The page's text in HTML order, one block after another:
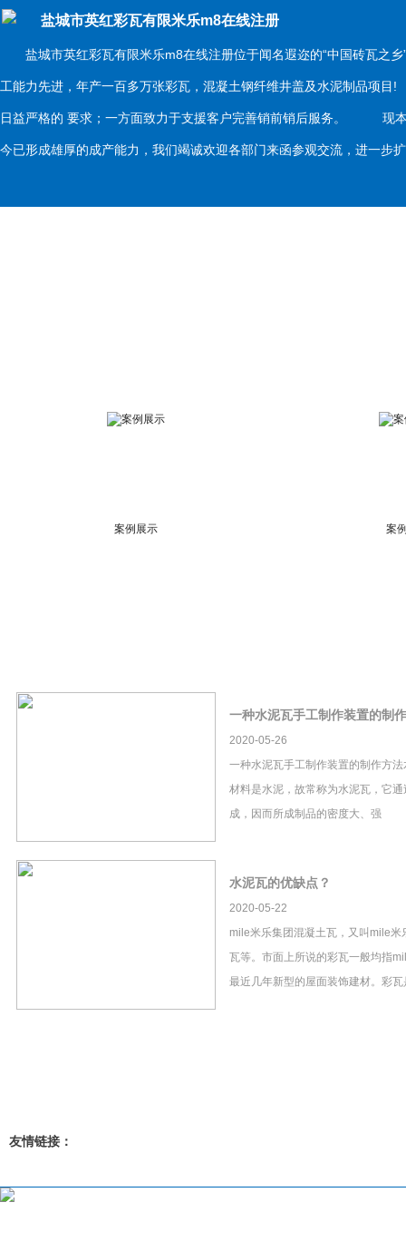
盐城市英红彩瓦有限米乐m8在线注册
盐城市英红彩瓦有限米乐m8在线注册位于闻名遐迩的“中国砖瓦之乡
工能力先进，年产一百多万张彩瓦，混凝土钢纤维井盖及水泥制品项
日益严格的 要求；一方面致力于支援客户完善销前销后服务。 现本
今已形成雄厚的成产能力，我们竭诚欢迎各部门来函参观交流，进一
案例展示 案
一种水泥瓦手工制作装置的制
2020-05-26
一种水泥瓦手工制作装置的制作方
材料是水泥，故常称为水泥瓦，它
成，因而所成制品的密度大、强
水泥瓦的优缺点？
2020-05-22
mile米乐集团混凝土瓦，又叫mile米
瓦等。市面上所说的彩瓦一般均指
最近几年新型的屋面装饰建材。彩
友情链接：